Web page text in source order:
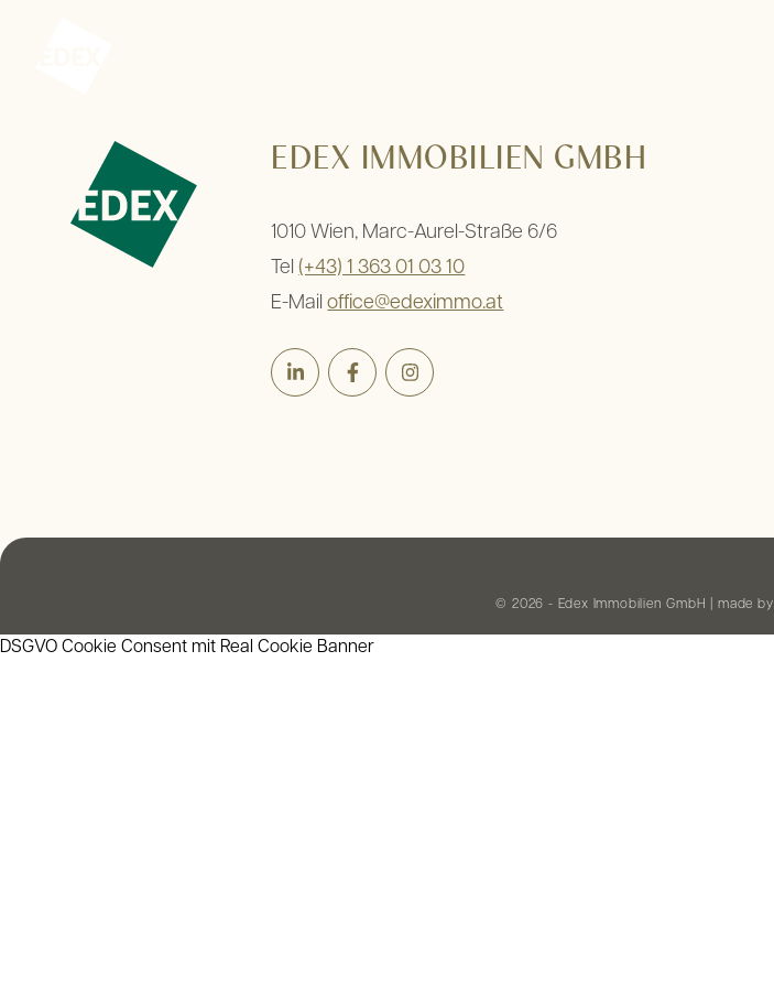
EDEX IMMOBILIEN GMBH
1010 Wien, Marc-Aurel-Straße 6/6
Tel(+43) 1 363 01 03 10
E-Mailoffice@edeximmo.at
LinkedInFacebookInstagram
© 2026 - Edex Immobilien GmbH | made by
DSGVO Cookie Consent mit Real Cookie Banner